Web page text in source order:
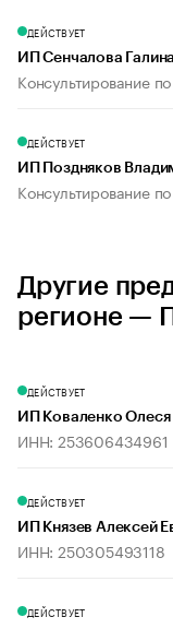
ДЕЙСТВУЕТ
ИП Сенчалова
Консультирование
ДЕЙСТВУЕТ
ИП Поздняков
Консультирование
Другие
регионе —
ДЕЙСТВУЕТ
ИП Коваленко
ИНН: 253606434961
ДЕЙСТВУЕТ
ИП Князев Алексей
ИНН: 250305493118
ДЕЙСТВУЕТ